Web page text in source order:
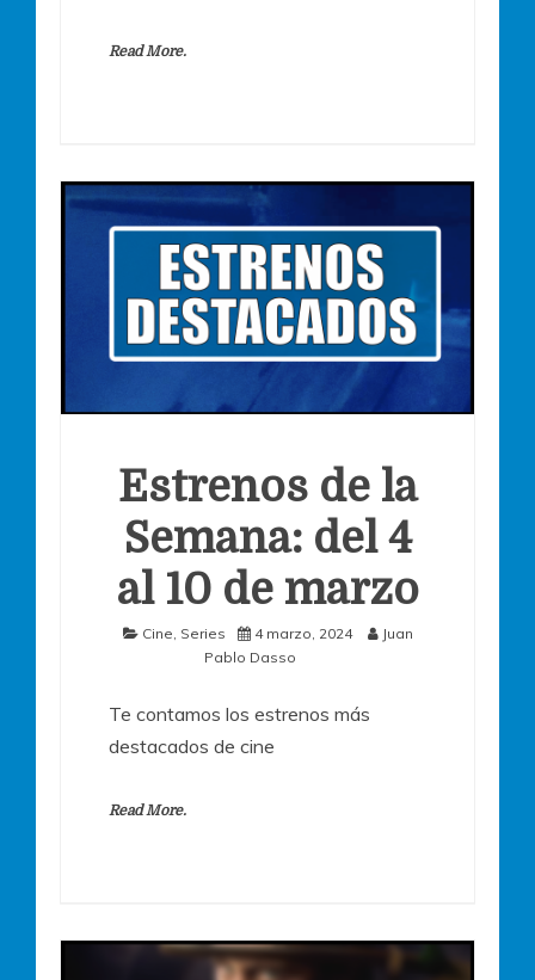
Read More.
Estrenos de la
Semana: del 4
al 10 de marzo
Cine, Series 4 marzo, 2024
Juan
Pablo Dasso
Te contamos los estrenos más
destacados de cine
Read More.